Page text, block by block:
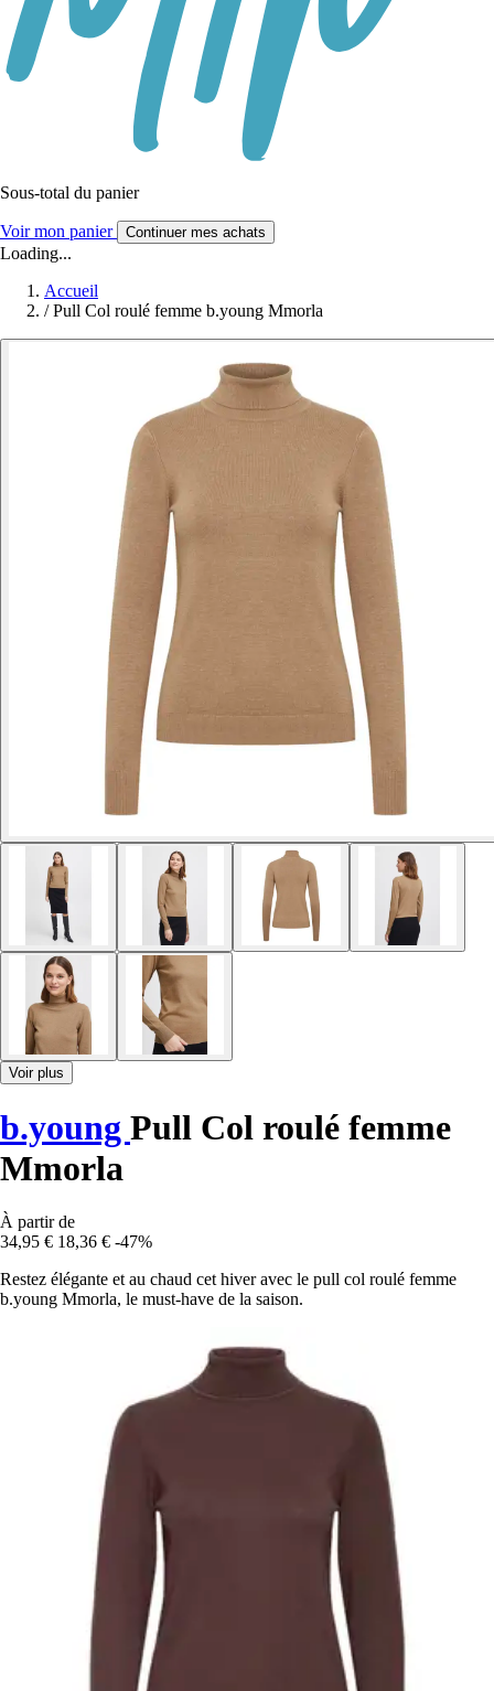
Sous-total du panier
Voir mon panier Continuer mes achats
Loading...
Accueil
/ Pull Col roulé femme b.young Mmorla
Voir plus
b.young Pull Col roulé femme
Mmorla
À partir de
34,95 € 18,36 € -47%
Restez élégante et au chaud cet hiver avec le pull col roulé femme
b.young Mmorla, le must-have de la saison.